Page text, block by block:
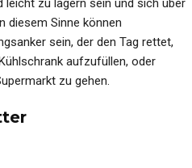
zu lagern sein und sich über
diesem Sinne können
sein, der den Tag rettet,
aufzufüllen, oder
zu gehen.